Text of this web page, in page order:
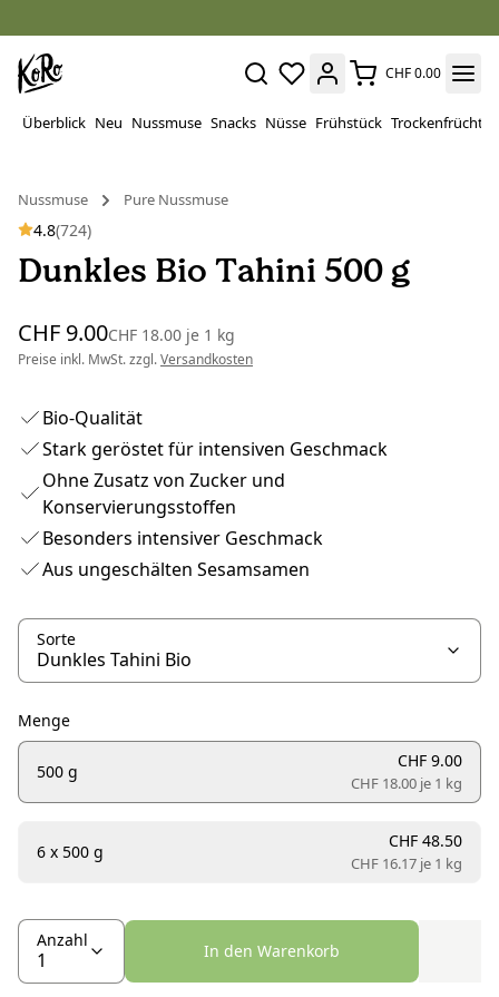
CHF 0.00
Überblick Neu Nussmuse Snacks Nüsse Frühstück Trockenfrüchte
Nussmuse
Pure Nussmuse
4.8(724)
Dunkles Bio Tahini 500 g
CHF 9.00CHF 18.00 je 1 kg
Preise inkl. MwSt. zzgl.Versandkosten
Bio-Qualität
Stark geröstet für intensiven Geschmack
Ohne Zusatz von Zucker und
Konservierungsstoffen
Besonders intensiver Geschmack
Aus ungeschälten Sesamsamen
Sorte
Menge
500 g
CHF 9.00
CHF 18.00 je 1 kg
6 x 500 g
CHF 48.50
CHF 16.17 je 1 kg
Anzahl
In den Warenkorb